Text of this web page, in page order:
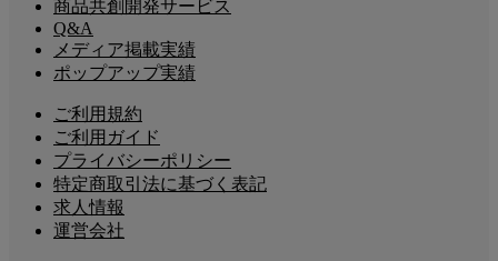
商品共創開発サービス
Q&A
メディア掲載実績
ポップアップ実績
ご利用規約
ご利用ガイド
プライバシーポリシー
特定商取引法に基づく表記
求人情報
運営会社